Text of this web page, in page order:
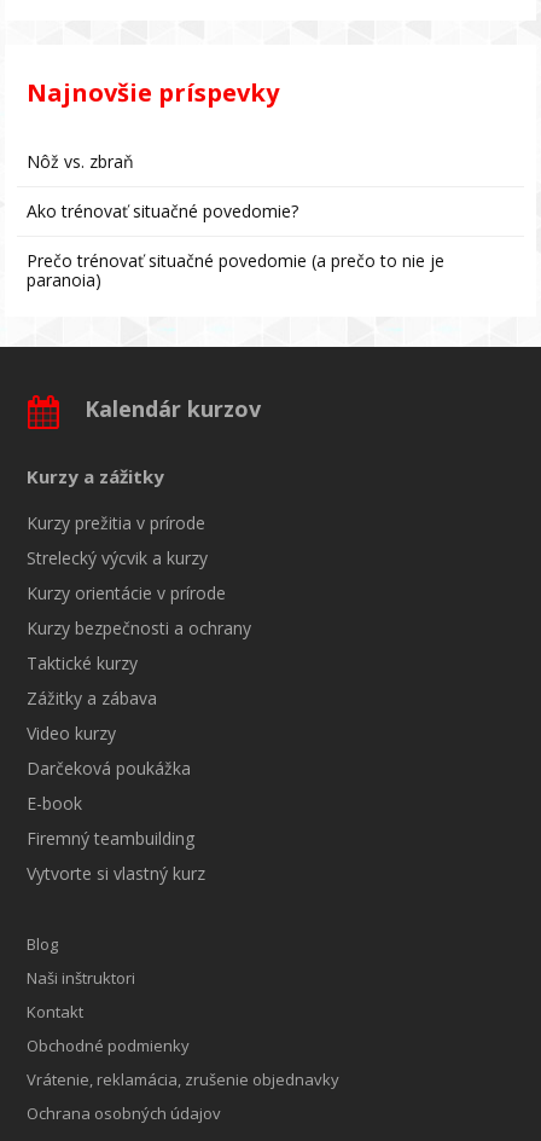
Najnovšie príspevky
Nôž vs. zbraň
Ako trénovať situačné povedomie?
Prečo trénovať situačné povedomie (a prečo to nie je
paranoia)
Kalendár kurzov
Kurzy a zážitky
Kurzy prežitia v prírode
Strelecký výcvik a kurzy
Kurzy orientácie v prírode
Kurzy bezpečnosti a ochrany
Taktické kurzy
Zážitky a zábava
Video kurzy
Darčeková poukážka
E-book
Firemný teambuilding
Vytvorte si vlastný kurz
Blog
Naši inštruktori
Kontakt
Obchodné podmienky
Vrátenie, reklamácia, zrušenie objednavky
Ochrana osobných údajov